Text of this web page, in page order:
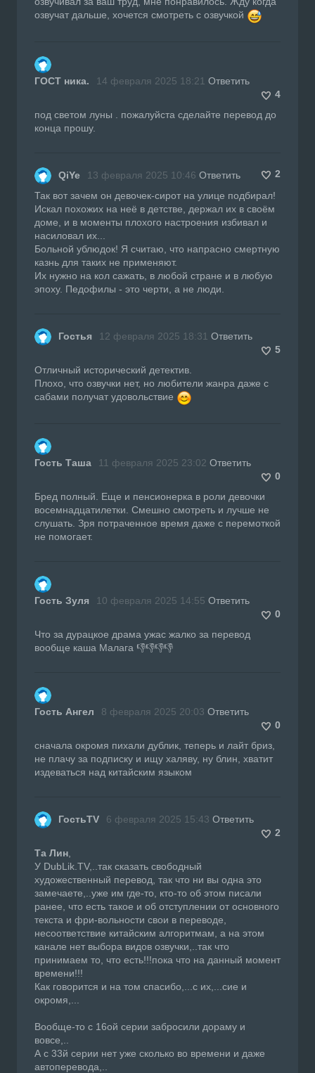
озвучат дальше, хочется смотреть с озвучкой
ГОСТ ника. 14 февраля 2025 18:21 Ответить
4
под светом луны . пожалуйста сделайте перевод до
конца прошу.
QiYe 13 февраля 2025 10:46 Ответить
2
Так вот зачем он девочек-сирот на улице подбирал!
Искал похожих на неё в детстве, держал их в своём
доме, и в моменты плохого настроения избивал и
насиловал их...
Больной ублюдок! Я считаю, что напрасно смертную
казнь для таких не применяют.
Их нужно на кол сажать, в любой стране и в любую
эпоху. Педофилы - это черти, а не люди.
Гостья 12 февраля 2025 18:31 Ответить
5
Отличный исторический детектив.
Плохо, что озвучки нет, но любители жанра даже с
сабами получат удовольствие
Гость Таша 11 февраля 2025 23:02 Ответить
0
Бред полный. Еще и пенсионерка в роли девочки
восемнадцатилетки. Смешно смотреть и лучше не
слушать. Зря потраченное время даже с перемоткой
не помогает.
Гость Зуля 10 февраля 2025 14:55 Ответить
0
Что за дурацкое драма ужас жалко за перевод
вообще каша Малага 👎👎👎👎
Гость Ангел 8 февраля 2025 20:03 Ответить
0
сначала окромя пихали дублик, теперь и лайт бриз,
не плачу за подписку и ищу халяву, ну блин, хватит
издеваться над китайским языком
ГостьTV 6 февраля 2025 15:43 Ответить
2
Та Лин
У DubLik.TV,..так сказать свободный
художественный перевод, так что ни вы одна это
замечаете,..уже им где-то, кто-то об этом писали
ранее, что есть такое и об отступлении от основного
текста и фри-вольности свои в переводе,
несоответствие китайским алгоритмам, а на этом
канале нет выбора видов озвучки,..так что
принимаем то, что есть!!!пока что на данный момент
времени!!!
Как говорится и на том спасибо,...с их,...сие и
окромя,...
Вообще-то с 16ой серии забросили дораму и
вовсе,..
А с 33й серии нет уже сколько во времени и даже
автоперевода,..